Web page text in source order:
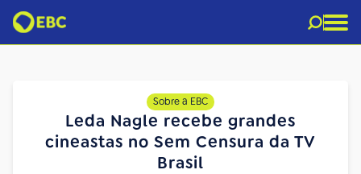
Sobre a EBC
Leda Nagle recebe grandes
cineastas no Sem Censura da TV
Brasil